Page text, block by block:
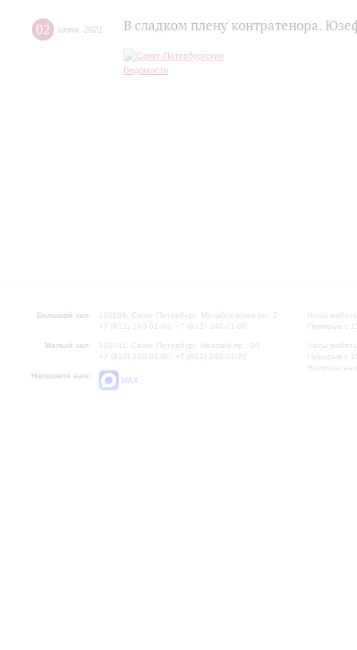
02 июня 2021 В сладком плену контратенора.
Большой зал:
191186, Санкт-Петербург, Михайловская ул., 2
+7 (812) 240-01-00, +7 (812) 240-01-80
Малый зал:
191011, Санкт-Петербург, Невский пр., 30
+7 (812) 240-01-00, +7 (812) 240-01-70
Напишите нам:
MAX
Часы
Перерыв с
Часы
Перерыв с
Вопросы